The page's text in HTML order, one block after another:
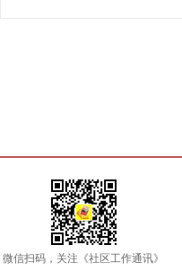
微信扫码，关注《社区工作通讯》